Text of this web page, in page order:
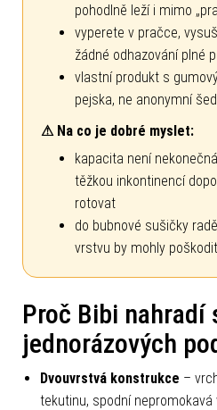
pohodlně leží i mimo
vyperete v pračce,
žádné odhazování plné
vlastní produkt s
pejska, ne anonymní
⚠ Na co je dobré myslet:
kapacita není
těžkou inkontinencí
rotovat
do bubnové sušičky
vrstvu by mohly
Proč Bibi nahradí
jednorázových
Dvouvrstvá konstrukce –
tekutinu, spodní